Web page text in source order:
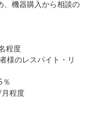
、機器購入から相談の
程度
様のレスパイト・リ
90～95％
程度